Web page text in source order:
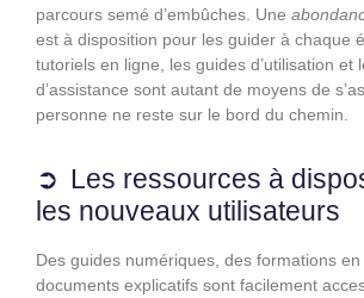
parcours semé d’embûches. Une
est à disposition pour les guider à chaque
tutoriels en ligne, les guides d’utilisation et
d’assistance sont autant de moyens de
personne ne reste sur le bord du chemin.
Les ressources à
les nouveaux utilisateurs
Des guides numériques, des formations
documents explicatifs sont facilement